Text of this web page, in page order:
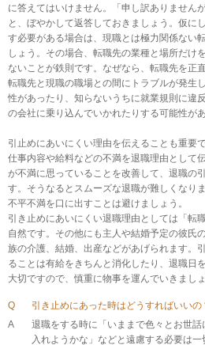
に答えてはいけません。「申し訳ありません
と、ぼやかして返答しておきましょう。仮に
す必要がある場合は、現職とは極力関係ない
しょう。その場合、転職先の業種と場所だけ
ないことが鉄則です。なぜなら、転職先を正
転職先と現職の職場との間にトラブルが発生
性があったり、知らないうちに就業規則に違
の会社に乗り込んでいかれたりする可能性が
引止めにあいにくい理由を伝えることも重要
仕事内容や給料などの不満を退職理由として
が不満に思っていることを改善して、退職の
す。そうなるとスムーズな退職が難しくなり
不平不満を口に出すことは避けましょう。
引き止めにあいにくい退職理由としては「転
自然です。その他にも主人や結婚予定の彼氏
族の介護、結婚、出産などがあげられます。
ることは有給をきちんと消化したり、退職日
大切ですので、慎重に物事を運んでいきましょ
Q
引き止めにあった時はどうすればいいの
A
退職をする時に「いままで色々とお世
入れようかな」などと遠慮する必要は